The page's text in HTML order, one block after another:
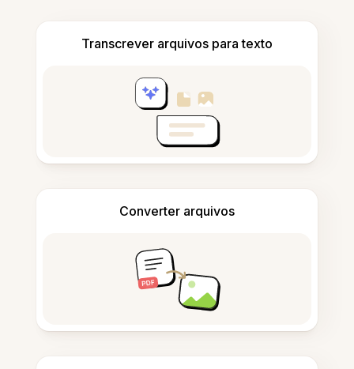
Transcrever arquivos para texto
Converter arquivos